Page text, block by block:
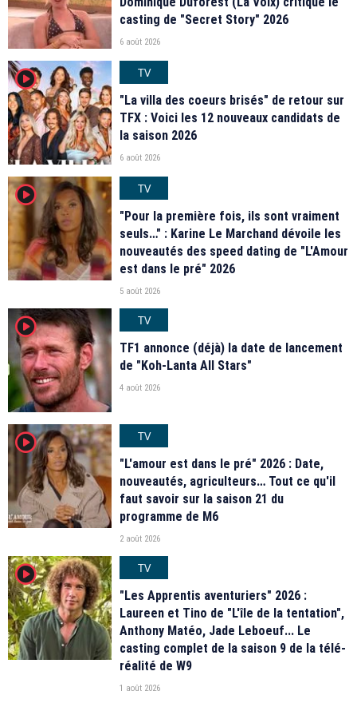
casting de "Secret Story" 2026
6 août 2026
player2
TV
"La villa des coeurs brisés" de retour sur
TFX : Voici les 12 nouveaux candidats de
la saison 2026
6 août 2026
player2
TV
"Pour la première fois, ils sont vraiment
seuls…" : Karine Le Marchand dévoile les
nouveautés des speed dating de "L'Amour
est dans le pré" 2026
5 août 2026
player2
TV
TF1 annonce (déjà) la date de lancement
de "Koh-Lanta All Stars"
4 août 2026
player2
TV
"L'amour est dans le pré" 2026 : Date,
nouveautés, agriculteurs… Tout ce qu'il
faut savoir sur la saison 21 du
programme de M6
2 août 2026
player2
TV
"Les Apprentis aventuriers" 2026 :
Laureen et Tino de "L'île de la tentation",
Anthony Matéo, Jade Leboeuf... Le
casting complet de la saison 9 de la télé-
réalité de W9
1 août 2026